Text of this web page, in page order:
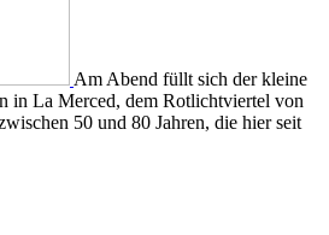
Am Abend füllt sich der kleine
in La Merced, dem Rotlichtviertel von
50 und 80 Jahren, die hier seit